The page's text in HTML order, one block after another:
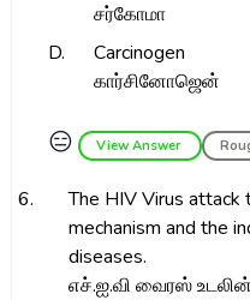
சர்கோமா
D.
Carcinogen
கார்சினோஜென்
😑 View Answer
6.
The HIV Virus attack
mechanism and the
diseases.
எச்.ஐ.வி வைரஸ்